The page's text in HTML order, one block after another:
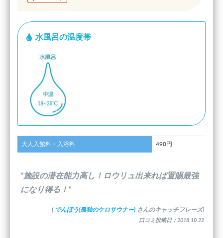
水風呂の温度帯
大人入館料・入浴料 490円
”施設の潜在能力高し！ロウリュ出来れば置賜最強
になり得る！”
( でんぼう(孤独のケロサウナー) さんのキャッチフレーズ)
口コミ投稿日：2018.10.22